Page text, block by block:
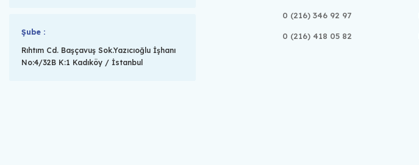
Şube :
Rıhtım Cd. Başçavuş Sok.Yazıcıoğlu İşhanı
No:4/32B K:1 Kadıköy / İstanbul
0 (216) 346 92 97
0 (216) 418 05 82